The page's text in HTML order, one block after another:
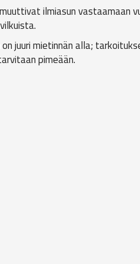
ilmiasun vastaamaan
juuri mietinnän alla;
pimeään.